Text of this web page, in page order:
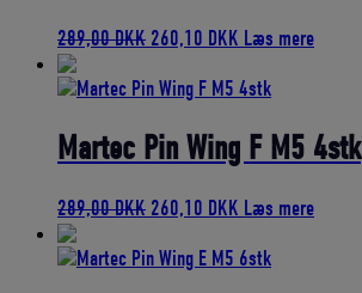
289,00DKK Den
pris
289,00 DKK.
260,10 DKK Den
pris
260,10 DKK.
Læs mere
Martec Pin Wing F M5 4stk
289,00DKK Den
pris
260,10 DKK Den
pris
Læs mere